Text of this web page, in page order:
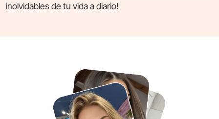
inolvidables de tu vida a diario!